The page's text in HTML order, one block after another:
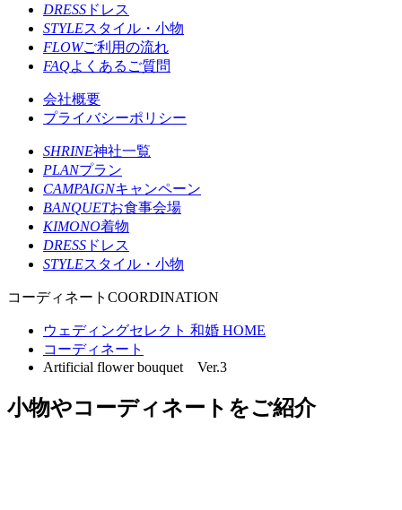
DRESS ドレス
STYLEスタイル・小物
FLOWご利用の流れ
FAQよくあるご質問
会社概要
プライバシーポリシー
SHRINE神社一覧
PLANプラン
CAMPAIGNキャンペーン
BANQUETお食事会場
KIMONO着物
DRESS ドレス
STYLEスタイル・小物
コーディネート COORDINATION
ウェディングセレクト 和婚 HOME
コーディネート
Artificial flower bouquet Ver.3
小物やコーディネートをご紹介